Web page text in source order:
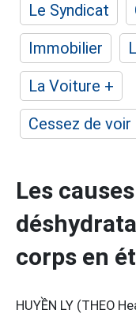
Le Syndicat
Immobilier
La Voiture +
Cessez de
Les
corps en
HUYỀN LY (THEO